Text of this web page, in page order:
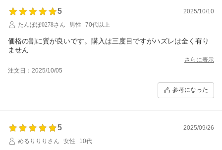
5
2025/10/10
たんぽぽ0278さん
男性 70代以上
価格の割に質が良いです。購入は三度目ですがハズレは全く有り
ません
さらに表示
注文日：2025/10/05
参考になった
5
2025/09/26
めるりりりさん
女性 10代